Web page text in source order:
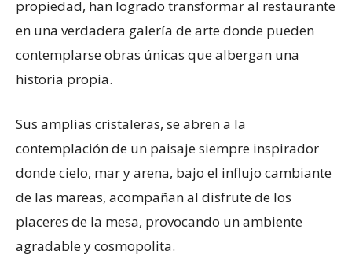
propiedad, han logrado transformar al restaurante
en una verdadera galería de arte donde pueden
contemplarse obras únicas que albergan una
historia propia.
Sus amplias cristaleras, se abren a la
contemplación de un paisaje siempre inspirador
donde cielo, mar y arena, bajo el influjo cambiante
de las mareas, acompañan al disfrute de los
placeres de la mesa, provocando un ambiente
agradable y cosmopolita.